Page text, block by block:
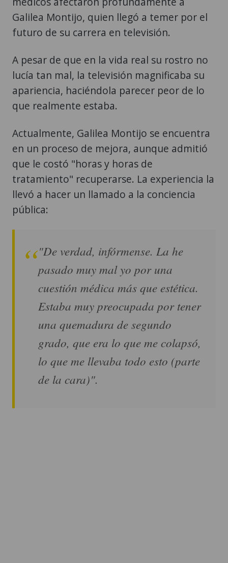
Galilea Montijo, quien llegó a temer por el
futuro de su carrera en televisión.
A pesar de que en la vida real su rostro no
lucía tan mal, la televisión magnificaba su
apariencia, haciéndola parecer peor de lo
que realmente estaba.
Actualmente, Galilea Montijo se encuentra
en un proceso de mejora, aunque admitió
que le costó "horas y horas de
tratamiento" recuperarse. La experiencia la
llevó a hacer un llamado a la conciencia
pública:
"De verdad, infórmense. La he
pasado muy mal yo por una
cuestión médica más que estética.
Estaba muy preocupada por tener
una quemadura de segundo
grado, que era lo que me colapsó,
lo que me llevaba todo esto (parte
de la cara)".